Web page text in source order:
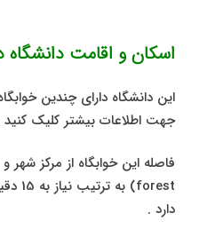
اسکان و اقامت
این دانشگاه دارای چندین
جهت اطلاعات بیشتر کلیک کنید www.auguszta.on.hu .
دارد .